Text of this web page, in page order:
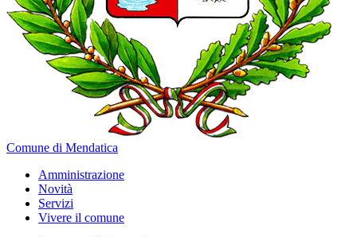
Comune di Mendatica
Amministrazione
Novità
Servizi
Vivere il comune